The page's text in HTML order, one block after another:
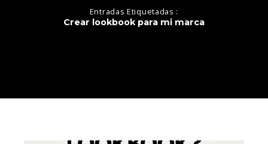
Entradas Etiquetadas :
Crear lookbook para mi marca